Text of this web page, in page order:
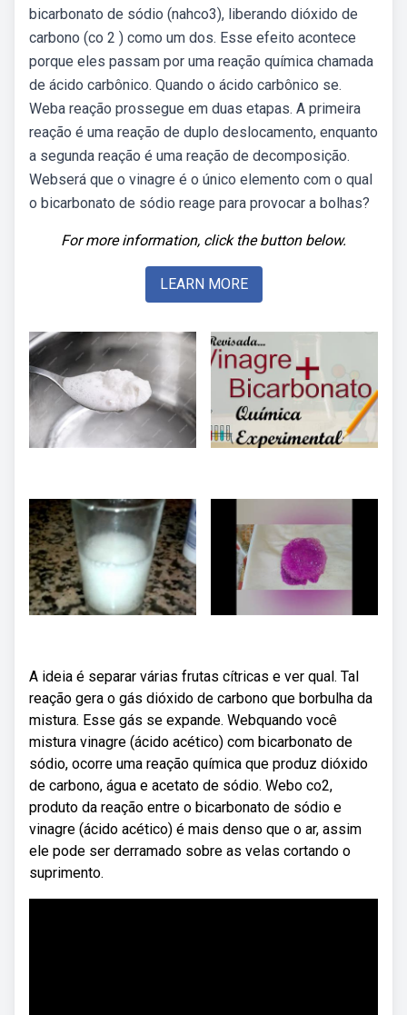
bicarbonato de sódio (nahco3), liberando dióxido de
carbono (co 2 ) como um dos. Esse efeito acontece
porque eles passam por uma reação química chamada
de ácido carbônico. Quando o ácido carbônico se.
Weba reação prossegue em duas etapas. A primeira
reação é uma reação de duplo deslocamento, enquanto
a segunda reação é uma reação de decomposição.
Webserá que o vinagre é o único elemento com o qual
o bicarbonato de sódio reage para provocar a bolhas?
For more information, click the button below.
LEARN MORE
A ideia é separar várias frutas cítricas e ver qual. Tal
reação gera o gás dióxido de carbono que borbulha da
mistura. Esse gás se expande. Webquando você
mistura vinagre (ácido acético) com bicarbonato de
sódio, ocorre uma reação química que produz dióxido
de carbono, água e acetato de sódio. Webo co2,
produto da reação entre o bicarbonato de sódio e
vinagre (ácido acético) é mais denso que o ar, assim
ele pode ser derramado sobre as velas cortando o
suprimento.